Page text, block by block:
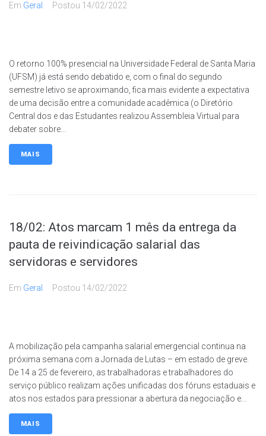
Em Geral Postou 14/02/2022
O retorno 100% presencial na Universidade Federal de Santa Maria
(UFSM) já está sendo debatido e, com o final do segundo
semestre letivo se aproximando, fica mais evidente a expectativa
de uma decisão entre a comunidade acadêmica (o Diretório
Central dos e das Estudantes realizou Assembleia Virtual para
debater sobre...
MAIS
18/02: Atos marcam 1 mês da entrega da
pauta de reivindicação salarial das
servidoras e servidores
Em Geral Postou 14/02/2022
A mobilização pela campanha salarial emergencial continua na
próxima semana com a Jornada de Lutas – em estado de greve.
De 14 a 25 de fevereiro, as trabalhadoras e trabalhadores do
serviço público realizam ações unificadas dos fóruns estaduais e
atos nos estados para pressionar a abertura da negociação e...
MAIS